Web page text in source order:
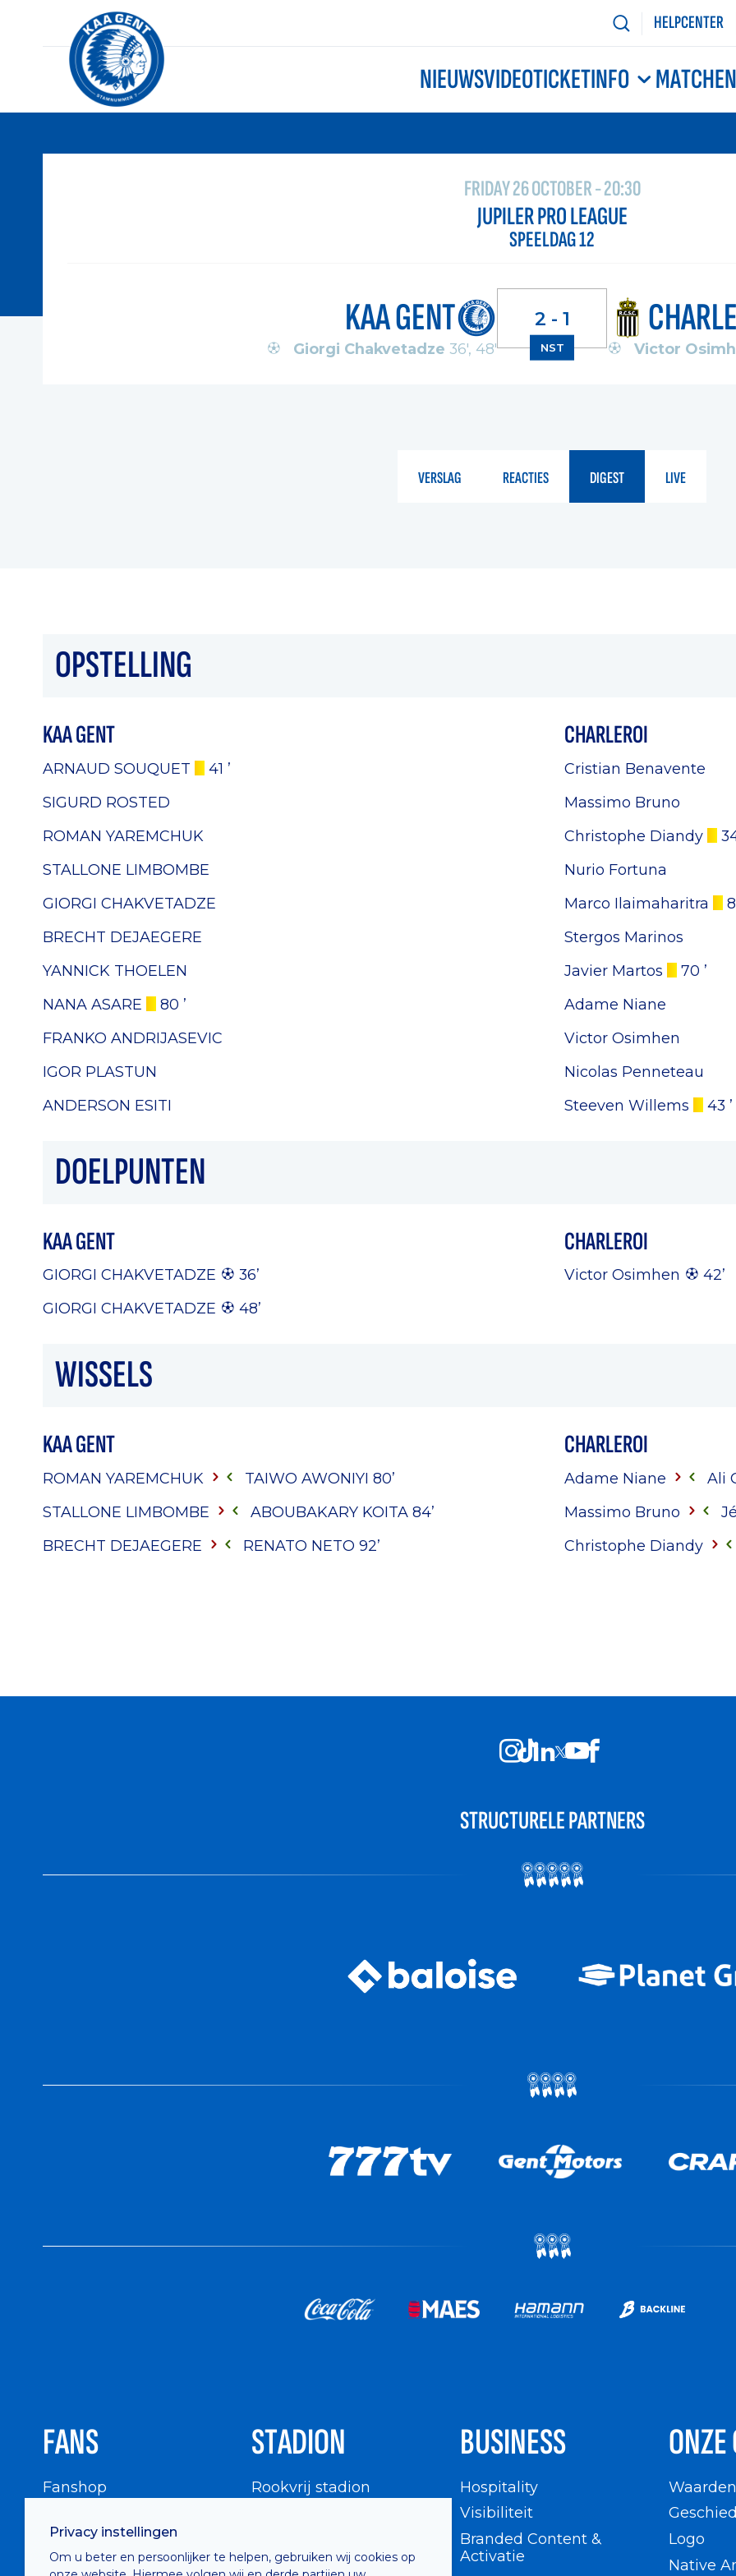
HELPCENTER
NIEUWSVIDEOTICKETINFO MATCHEN
FRIDAY 26 OCTOBER - 20:30
JUPILER PRO LEAGUE
SPEELDAG 12
KAA GENT
Giorgi Chakvetadze 36', 48'
2 - 1
NST Victor
VERSLAG REACTIES DIGEST LIVE
OPSTELLING
KAA GENT
ARNAUD SOUQUET
41 ’
SIGURD ROSTED
ROMAN YAREMCHUK
STALLONE LIMBOMBE
GIORGI CHAKVETADZE
BRECHT DEJAEGERE
YANNICK THOELEN
NANA ASARE
80 ’
FRANKO ANDRIJASEVIC
IGOR PLASTUN
ANDERSON ESITI
CHARLEROI
Cristian Benavente
Massimo Bruno
Christophe Diandy
Nurio Fortuna
Marco Ilaimaharitra
Stergos Marinos
Javier Martos
70 ’
Adame Niane
Victor Osimhen
Nicolas Penneteau
Steeven Willems
43 ’
DOELPUNTEN
KAA GENT
GIORGI CHAKVETADZE
36’
GIORGI CHAKVETADZE
48’
CHARLEROI
Victor Osimhen 42’
WISSELS
KAA GENT
ROMAN YAREMCHUK TAIWO AWONIYI 80’
STALLONE LIMBOMBE
ABOUBAKARY KOITA 84’
BRECHT DEJAEGERE
RENATO NETO 92’
CHARLEROI
Adame Niane
Ali
Massimo Bruno
Christophe Diandy
Privacy instellingen
Om u beter en persoonlijker te helpen, gebruiken wij cookies op
STRUCTURELE PARTNERS
FANS
Fanshop
Supportersraad
Buffalo Kids Club
STADION
Rookvrij stadion
BUSINESS
Hospitality
Visibiliteit
Branded Content &
Activatie
Waarden
Logo
Native